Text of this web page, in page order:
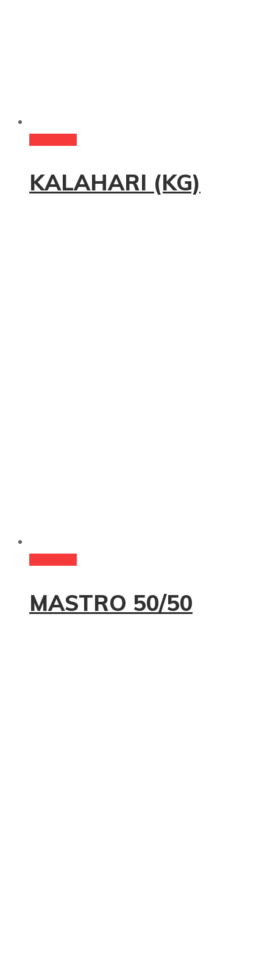
KALAHARI (KG)
MASTRO 50/50